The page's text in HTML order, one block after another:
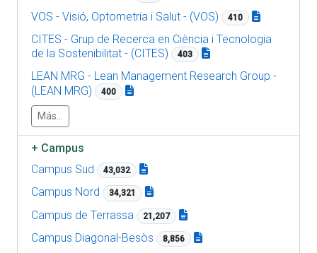
VOS - Visió, Optometria i Salut - (VOS) 410
CITES - Grup de Recerca en Ciència i Tecnologia
de la Sostenibilitat - (CITES)
403
LEAN MRG - Lean Management Research Group -
(LEAN MRG)
400
Más...
+ Campus
Campus Sud
43,032
Campus Nord 34,321
Campus de Terrassa 21,207
Campus Diagonal-Besòs 8,856